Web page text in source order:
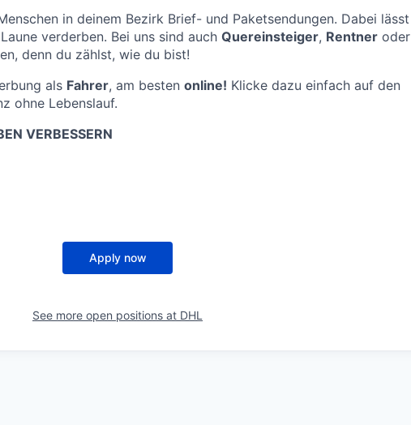
in deinem Bezirk Brief- und Paketsendungen. Dabei lässt
verderben. Bei uns sind auch Quereinsteiger, Rentner oder
denn du zählst, wie du bist!
als Fahrer, am besten online! Klicke dazu einfach auf den
ohne Lebenslauf.
VERBESSERN
Apply now
See more open positions at DHL